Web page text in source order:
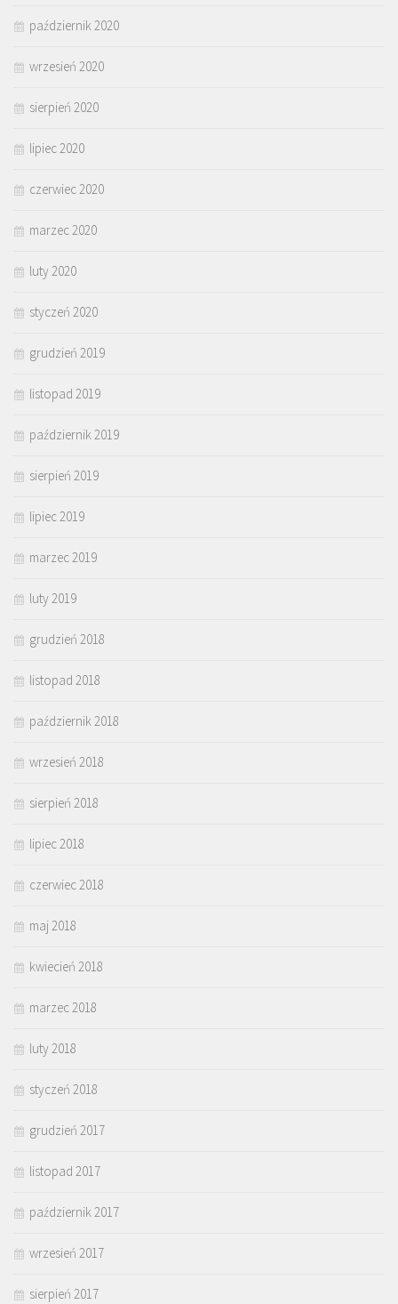
październik 2020
wrzesień 2020
sierpień 2020
lipiec 2020
czerwiec 2020
marzec 2020
luty 2020
styczeń 2020
grudzień 2019
listopad 2019
październik 2019
sierpień 2019
lipiec 2019
marzec 2019
luty 2019
grudzień 2018
listopad 2018
październik 2018
wrzesień 2018
sierpień 2018
lipiec 2018
czerwiec 2018
maj 2018
kwiecień 2018
marzec 2018
luty 2018
styczeń 2018
grudzień 2017
listopad 2017
październik 2017
wrzesień 2017
sierpień 2017